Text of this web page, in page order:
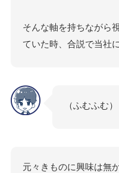
そんな軸を持ちながら
ていた時、合説で当社
（ふむふむ）
元々きものに興味は無